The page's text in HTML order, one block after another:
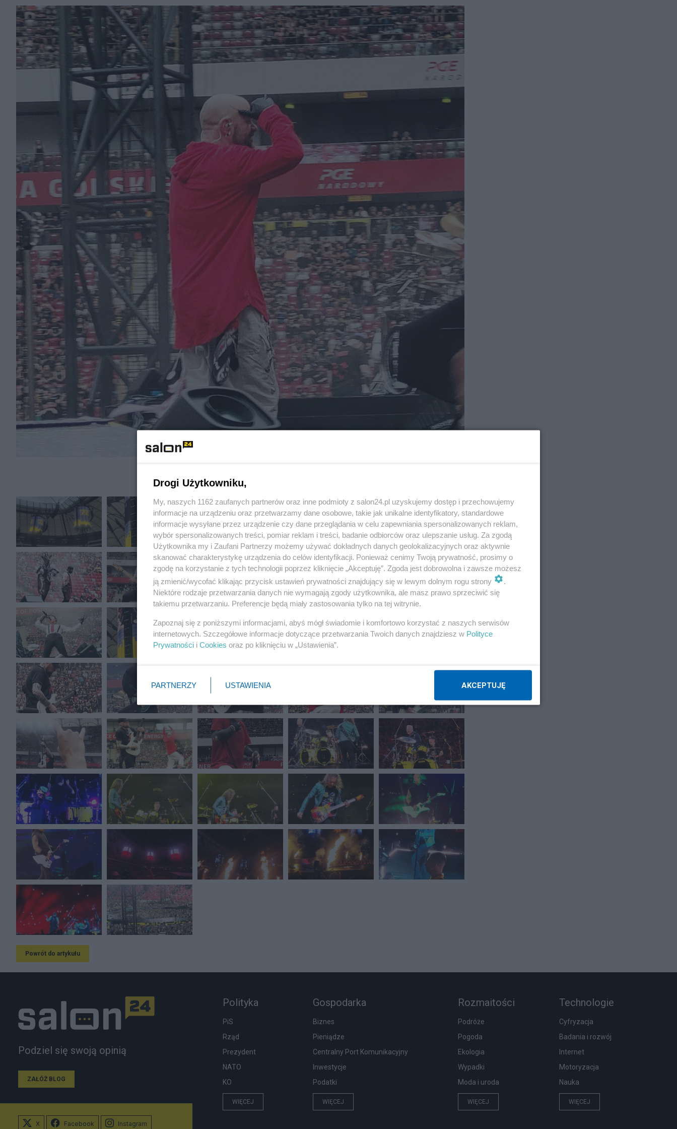
Powrót do artykułu
Podziel się swoją opinią
ZAŁÓŻ BLOG
Polityka
PiS
Rząd
Prezydent
NATO
KO
WIĘCEJ
Gospodarka
Biznes
Pieniądze
Centralny Port Komunikacyjny
Inwestycje
Podatki
WIĘCEJ
Rozmaitości
Podróże
Pogoda
Ekologia
Wypadki
Moda i uroda
WIĘCEJ
Technologie
Cyfryzacja
Badania i rozwój
Internet
Motoryzacja
Nauka
WIĘCEJ
X Facebook Instagram
Drogi Użytkowniku,
My, naszych 1162 zaufanych partnerów oraz inne podmioty z salon24.pl uzyskujemy dostęp i przechowujemy
informacje na urządzeniu oraz przetwarzamy dane osobowe, takie jak unikalne identyfikatory, standardowe
informacje wysyłane przez urządzenie czy dane przeglądania w celu zapewniania spersonalizowanych reklam,
wybór spersonalizowanych treści, pomiar reklam i treści, badanie odbiorców oraz ulepszanie usług. Za zgodą
Użytkownika my i Zaufani Partnerzy możemy używać dokładnych danych geolokalizacyjnych oraz aktywnie
skanować charakterystykę urządzenia do celów identyfikacji. Ponieważ cenimy Twoją prywatność, prosimy o
zgodę na korzystanie z tych technologii poprzez kliknięcie „Akceptuję”. Zgoda jest dobrowolna i zawsze możesz
ją zmienić/wycofać klikając przycisk ustawień prywatności znajdujący się w lewym dolnym rogu strony
.
Niektóre rodzaje przetwarzania danych nie wymagają zgody użytkownika, ale masz prawo sprzeciwić się
takiemu przetwarzaniu. Preferencje będą miały zastosowania tylko na tej witrynie.
Zapoznaj się z poniższymi informacjami, abyś mógł świadomie i komfortowo korzystać z naszych serwisów
internetowych. Szczegółowe informacje dotyczące przetwarzania Twoich danych znajdziesz w Polityce
Prywatności i Cookies oraz po kliknięciu w „Ustawienia”.
PARTNERZY USTAWIENIA AKCEPTUJĘ